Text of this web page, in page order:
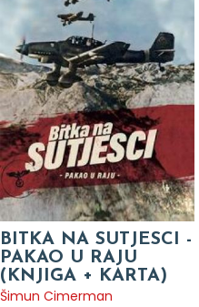
BITKA NA SUTJESCI -
PAKAO U RAJU
(KNJIGA + KARTA)
Šimun Cimerman